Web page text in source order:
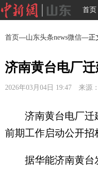
首页
首页—山东头条news微信—正
济南黄台电厂
2026年03月04日 19:47 来源
济南黄台电厂迁
前期工作启动公开招
据华能济南黄台